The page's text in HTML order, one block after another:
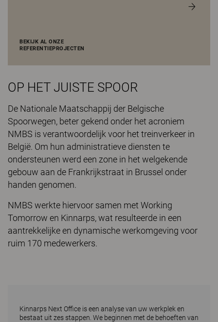
BEKIJK AL ONZE
REFERENTIEPROJECTEN
OP HET JUISTE SPOOR
De Nationale Maatschappij der Belgische
Spoorwegen, beter gekend onder het acroniem
NMBS is verantwoordelijk voor het treinverkeer in
België. Om hun administratieve diensten te
ondersteunen werd een zone in het welgekende
gebouw aan de Frankrijkstraat in Brussel onder
handen genomen.
NMBS werkte hiervoor samen met Working
Tomorrow en Kinnarps, wat resulteerde in een
aantrekkelijke en dynamische werkomgeving voor
ruim 170 medewerkers.
Kinnarps Next Office is een analyse van uw werkplek en
bestaat uit zes stappen. We beginnen met de behoeften van